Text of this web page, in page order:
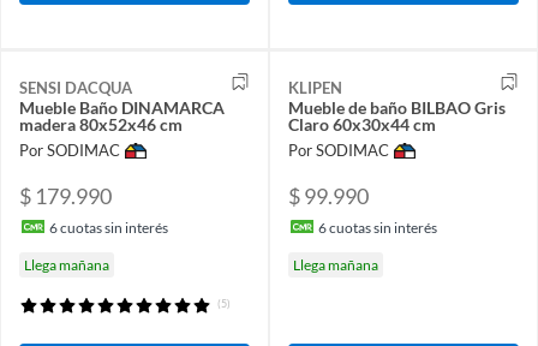
SENSI DACQUA
Mueble Baño DINAMARCA
madera 80x52x46 cm
Por SODIMAC
$ 179.990
6cuotas sin interés
Llega mañana
(5)
KLIPEN
Mueble de baño BILBAO Gris
Claro 60x30x44 cm
Por SODIMAC
$ 99.990
6cuotas sin interés
Llega mañana